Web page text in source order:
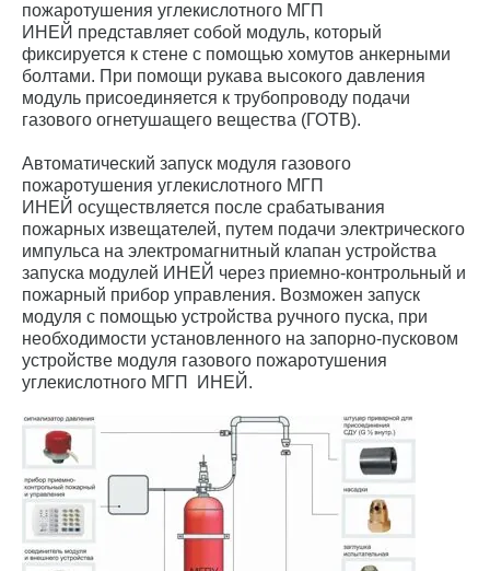
пожаротушения углекислотного МГП
ИНЕЙ представляет собой модуль, который
фиксируется к стене с помощью хомутов анкерными
болтами. При помощи рукава высокого давления
модуль присоединяется к трубопроводу подачи
газового огнетушащего вещества (ГОТВ).
Автоматический запуск модуля газового
пожаротушения углекислотного МГП
ИНЕЙ осуществляется после срабатывания
пожарных извещателей, путем подачи электрического
импульса на электромагнитный клапан устройства
запуска модулей ИНЕЙ через приемно-контрольный и
пожарный прибор управления. Возможен запуск
модуля с помощью устройства ручного пуска, при
необходимости установленного на запорно-пусковом
устройстве модуля газового пожаротушения
углекислотного МГП ИНЕЙ.